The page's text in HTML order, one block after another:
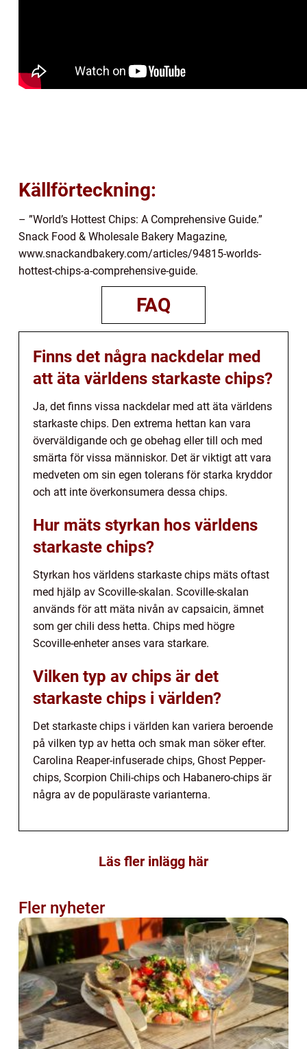
Källförteckning:
– ”World’s Hottest Chips: A Comprehensive Guide.”
Snack Food & Wholesale Bakery Magazine,
www.snackandbakery.com/articles/94815-worlds-
hottest-chips-a-comprehensive-guide.
FAQ
Finns det några nackdelar med
att äta världens starkaste chips?
Ja, det finns vissa nackdelar med att äta världens
starkaste chips. Den extrema hettan kan vara
överväldigande och ge obehag eller till och med
smärta för vissa människor. Det är viktigt att vara
medveten om sin egen tolerans för starka kryddor
och att inte överkonsumera dessa chips.
Hur mäts styrkan hos världens
starkaste chips?
Styrkan hos världens starkaste chips mäts oftast
med hjälp av Scoville-skalan. Scoville-skalan
används för att mäta nivån av capsaicin, ämnet
som ger chili dess hetta. Chips med högre
Scoville-enheter anses vara starkare.
Vilken typ av chips är det
starkaste chips i världen?
Det starkaste chips i världen kan variera beroende
på vilken typ av hetta och smak man söker efter.
Carolina Reaper-infuserade chips, Ghost Pepper-
chips, Scorpion Chili-chips och Habanero-chips är
några av de populäraste varianterna.
Läs fler inlägg här
Fler nyheter